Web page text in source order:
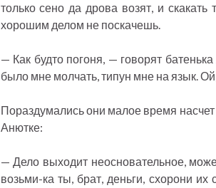
только сено да дрова возят, и
хорошим делом не поскачешь.
— Как будто погоня, — говорят
было мне молчать, типун мне на язык.
Пораздумались они малое время
Анютке:
— Дело выходит неосновательное,
возьми-ка ты, брат, деньги, схорони